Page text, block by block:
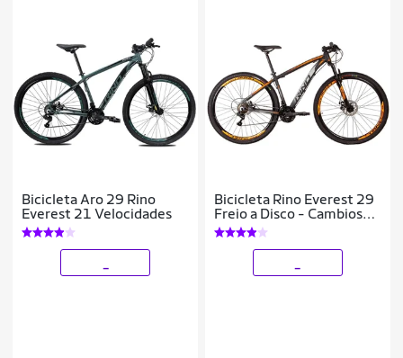
Bicicleta Aro 29 Rino
Everest 21 Velocidades
Bicicleta Rino Everest 29
Freio a Disco - Cambios
Shimano 21v